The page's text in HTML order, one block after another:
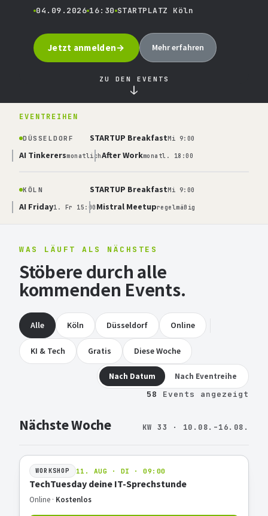
04.09.2026 16:30 STARTPLATZ Köln
Jetzt anmelden Mehr erfahren
ZU DEN EVENTS
↓
EVENTREIHEN
DÜSSELDORF STARTUP BreakfastMi 9:00
AI TinkerersmonatlichAfter Workmonatl. 18:00
KÖLN STARTUP BreakfastMi 9:00
AI Friday1. Fr 15:00 Mistral Meetupregelmäßig
WAS LÄUFT ALS NÄCHSTES
Stöbere durch alle
kommenden Events.
Alle Köln Düsseldorf Online
KI & Tech Gratis Diese Woche
Nach Datum
Nach Eventreihe
58
Events angezeigt
Nächste Woche KW 33 · 10.08.–16.08.
WORKSHOP 11. AUG · DI · 09:00
TechTuesday deine IT-Sprechstunde
Online · Kostenlos